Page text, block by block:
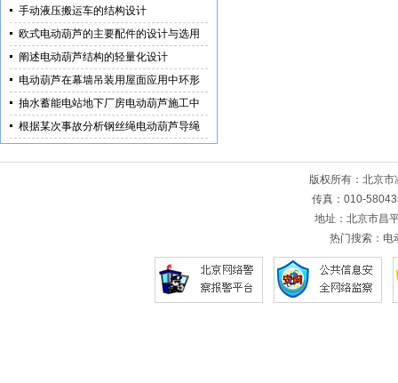
手动液压搬运车的结构设计
欧式电动葫芦的主要配件的设计与选用
阐述电动葫芦结构的轻量化设计
电动葫芦在幕墙吊装用屋面应用中环形
抽水蓄能电站地下厂房电动葫芦施工中
根据某次事故分析钢丝绳电动葫芦导绳
版权所有：北京
传真：010-
地址：北京市
热门搜索： 电